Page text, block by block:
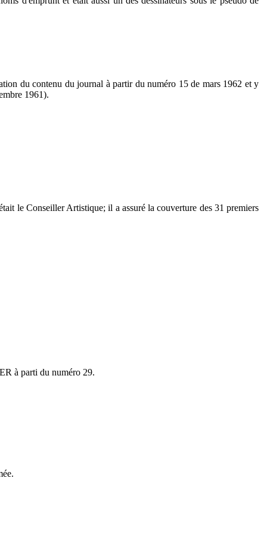
du contenu du journal à partir du numéro 15 de mars 1962 et y
1961).
le Conseiller Artistique; il a assuré la couverture des 31 premiers
à parti du numéro 29.